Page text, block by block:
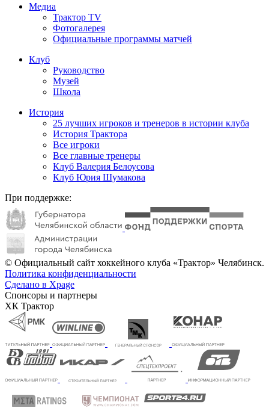
Медиа
Трактор TV
Фотогалерея
Официальные программы матчей
Клуб
Руководство
Музей
Школа
История
25 лучших игроков и тренеров в истории клуба
История Трактора
Все игроки
Все главные тренеры
Клуб Валерия Белоусова
Клуб Юрия Шумакова
При поддержке:
© Официальный сайт хоккейного клуба «Трактор» Челябинск.
Политика конфиденциальности
Сделано в Xpage
Спонсоры и партнеры
ХК Трактор